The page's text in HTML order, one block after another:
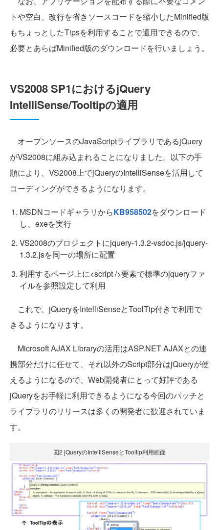
トや空白、改行を省きソースコードを縮小したMinified版
もちょっとしたTipsを利用することで適用できるので、
必要とあらばMinified版のダウンロードを行いましょう。
VS2008 SP1におけるjQuery
IntelliSense/Tooltipの適用
オープンソースのJavaScriptライブラリであるjQuery
がVS2008に組み込まれることになりました。以下の手
順により、VS2008上でjQueryのIntelliSenseを活用して
コーディングができるようになります。
MSDNコードギャラリからKB958502をダウンロード
し、exeを実行
VS2008のプロジェクトにjquery-1.3.2-vsdoc.js/jquery-
1.3.2.jsを同一の場所に配置
利用するページ上に<script />要素で標準のjqueryファ
イルを参照設定して利用
これで、jQueryをIntelliSenseとToolTip付きで利用で
きるようになります。
Microsoft AJAX Libraryの活用はASP.NET AJAXとの連
携部分だけに任せて、それ以外のScript部分はjQueryが使
えるようになるので、Web開発者にとって好評である
jQueryをお手軽に利用できるようになる今回のパッチと
ライブラリのリリースは多くの開発者に歓迎されていま
す。
図2 jQueryのIntelliSenseとTooltip利用画面